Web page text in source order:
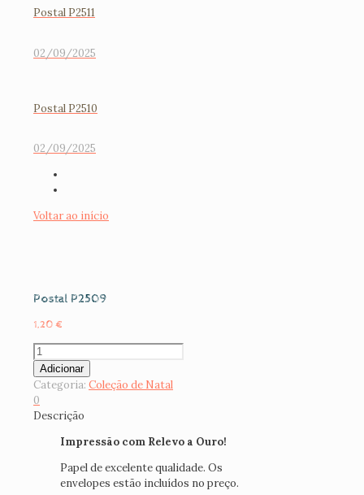
Postal P2511
02/09/2025
Postal P2510
02/09/2025
Voltar ao início
Postal P2509
1,20 €
Quantidade
de
Postal
P2509
Adicionar
Categoria: Coleção de Natal
0
Descrição
Impressão com Relevo a Ouro!
Papel de excelente qualidade. Os
envelopes estão incluídos no preço.